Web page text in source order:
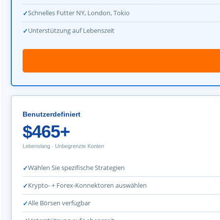
Schnelles Futter NY, London, Tokio
Unterstützung auf Lebenszeit
Benutzerdefiniert
$465+
Lebenslang · Unbegrenzte Konten
Wählen Sie spezifische Strategien
Krypto- + Forex-Konnektoren auswählen
Alle Börsen verfügbar